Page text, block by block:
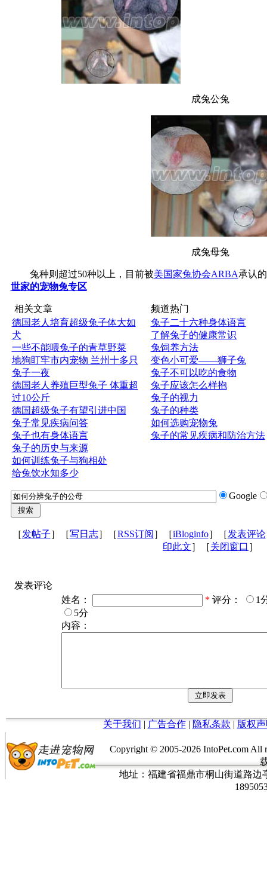
成兔公兔
成兔母兔
兔种则超过50种以上，目前被美国家兔协会ARBA承认
世家的宠物兔专区
相关文章
德国老人培育超级兔子体大如
犬
一些不能喂兔子的青草野菜
地狗盯牢市内宠物 兰州十多只
兔子一夜
德国老人养殖巨型兔子 体重超
过10公斤
德国超级兔子有望引进中国
兔子常见疾病问答
兔子也有身体语言
兔子的历史与来源
如何训练兔子与狗相处
给兔饮水知多少
频道热门
兔子二十六种身体语言
了解兔子的健康常识
兔饲养方法
变色小可爱——狮子兔
兔子不可以吃的食物
兔子应该怎么样抱
兔子的视力
兔子的种类
如何选购宠物兔
兔子的常见疾病和防治方法
Google
［发帖子］［写日志］［RSS订阅 ］［iBloginfo］［发表评论
印此文］［关闭窗口 ］
发表评论
姓名：
* 评分：
1
5分
内容：
关于我们 | 广告合作| 隐私条款 | 版权
Copyright © 2005-2026 IntoPet.com
地址：福建省福鼎市桐山街道路边